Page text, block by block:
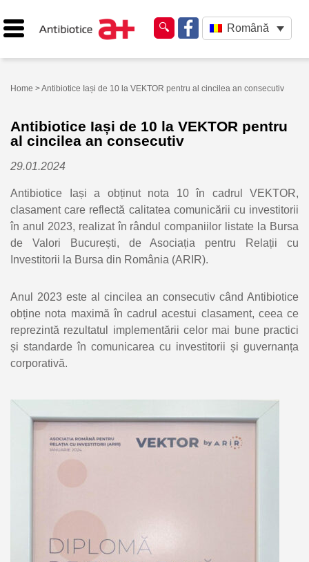
Română
Home > Antibiotice Iași de 10 la VEKTOR pentru al cincilea an consecutiv
Antibiotice Iași de 10 la VEKTOR pentru
al cincilea an consecutiv
29.01.2024
Antibiotice Iași a obținut nota 10 în cadrul VEKTOR,
clasament care reflectă calitatea comunicării cu investitorii
în anul 2023, realizat în rândul companiilor listate la Bursa
de Valori București, de Asociația pentru Relații cu
Investitorii la Bursa din România (ARIR).
Anul 2023 este al cincilea an consecutiv când Antibiotice
obține nota maximă în cadrul acestui clasament, ceea ce
reprezintă rezultatul implementării celor mai bune practici
și standarde în comunicarea cu investitorii și guvernanța
corporativă.